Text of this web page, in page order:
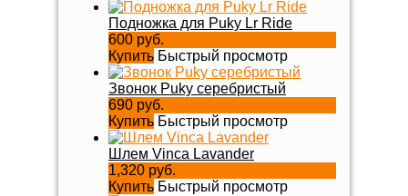
Подножка для Puky Lr Ride
600 руб.
Купить Быстрый просмотр
Звонок Puky серебристый
690 руб.
Купить Быстрый просмотр
Шлем Vinca Lavander
1,320 руб.
Купить Быстрый просмотр